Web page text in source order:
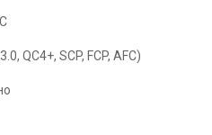
QC4+, SCP, FCP, AFC)